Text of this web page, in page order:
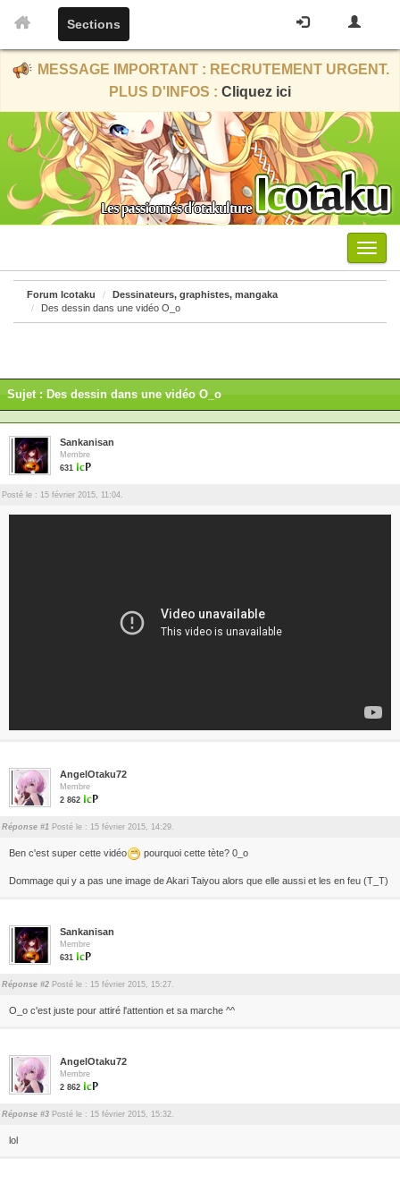
Sections
MESSAGE IMPORTANT : RECRUTEMENT URGENT.
PLUS D'INFOS : Cliquez ici
Menu
Forum Icotaku
Dessinateurs, graphistes, mangaka
Des dessin dans une vidéo O_o
Sujet : Des dessin dans une vidéo O_o
Sankanisan
Membre
631
Posté le : 15 février 2015, 11:04.
AngelOtaku72
Membre
2 862
Réponse #1 Posté le : 15 février 2015, 14:29.
Ben c'est super cette vidéo pourquoi cette tète? 0_o
Dommage qui y a pas une image de Akari Taiyou alors que elle aussi et les en feu (T_T)
Sankanisan
Membre
631
Réponse #2 Posté le : 15 février 2015, 15:27.
O_o c'est juste pour attiré l'attention et sa marche ^^
AngelOtaku72
Membre
2 862
Réponse #3 Posté le : 15 février 2015, 15:32.
lol